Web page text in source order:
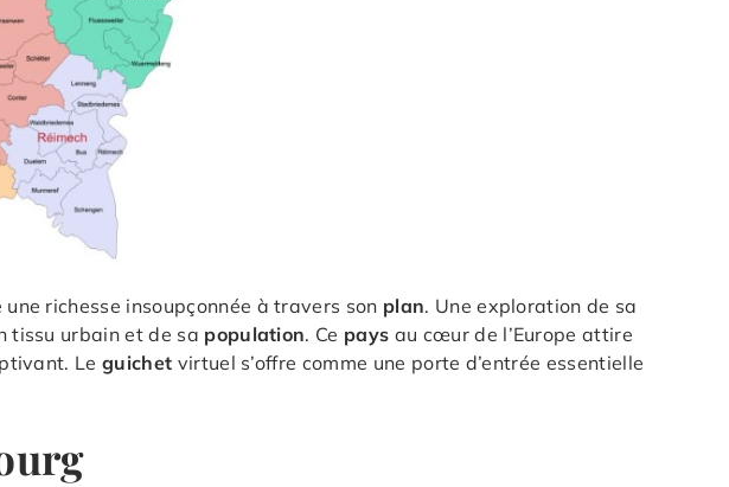
richesse insoupçonnée à travers son plan. Une exploration de sa
tissu urbain et de sa population. Ce pays au cœur de l’Europe attire
Leguichet virtuel s’offre comme une porte d’entrée essentielle